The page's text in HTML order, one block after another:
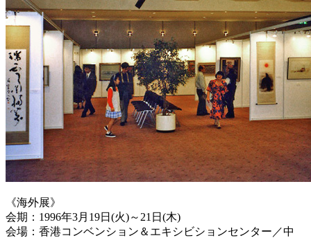
《海外展》
会期：1996年3月19日(火)～21日(木)
会場：香港コンベンション＆エキシビションセンター／中